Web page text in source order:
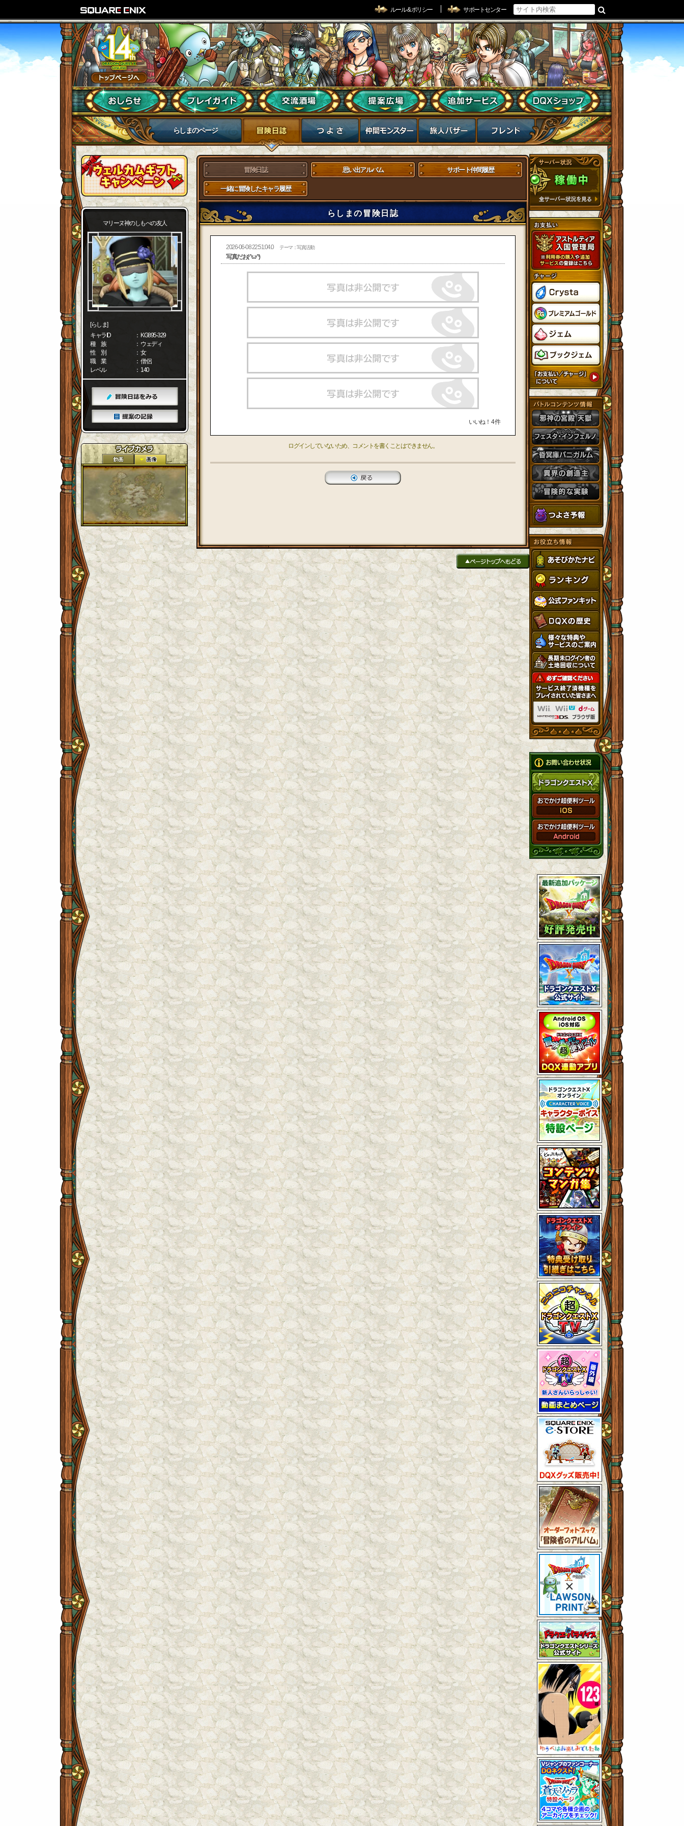
ルール & ポリシー サポートセンター
らしまのページ
マリーヌ神のしもべの友人
[らしま]
キャラID
： KG895-329
種 族
： ウェディ
性 別
： 女
職 業
： 僧侶
レベル
： 140
冒険日誌 思い出アルバム サポート仲間履歴
一緒に冒険したキャラ履歴
らしまの冒険日誌
2026-06-08 22:51:04.0 テーマ：写真活動
写真だお(^ω^)
いいね！ 4件
ログインしていないため、コメントを書くことはできません。